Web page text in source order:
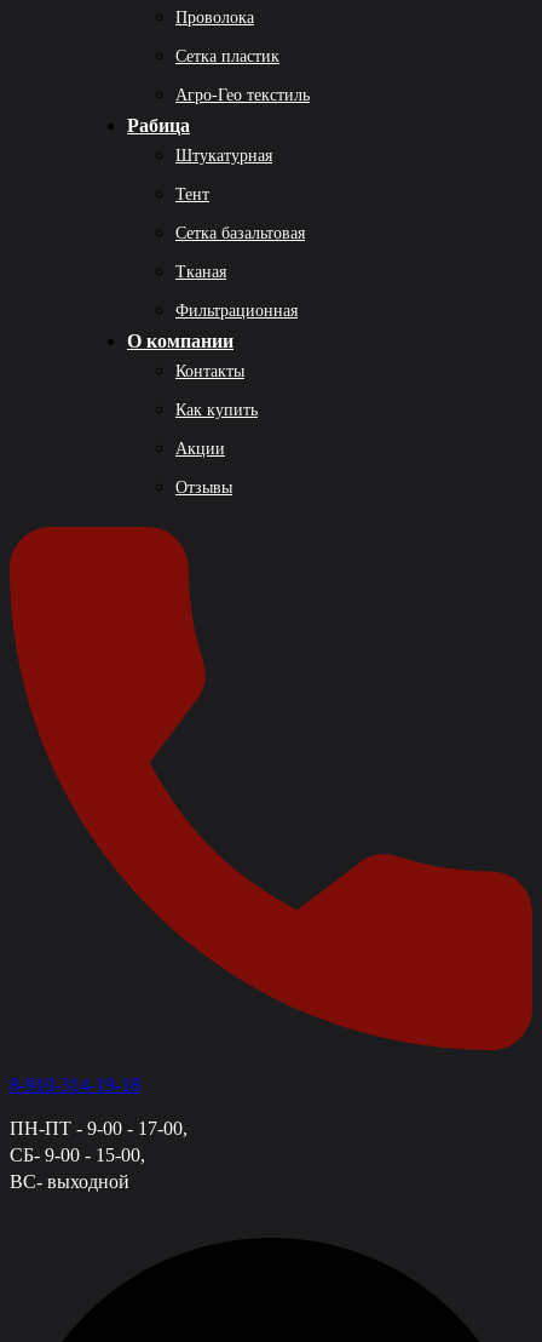
Проволока
Сетка пластик
Агро-Гео текстиль
Рабица
Штукатурная
Тент
Сетка базальтовая
Тканая
Фильтрационная
О компании
Контакты
Как купить
Акции
Отзывы
8-910-314-19-18
ПН-ПТ - 9-00 - 17-00,
СБ- 9-00 - 15-00,
ВС- выходной